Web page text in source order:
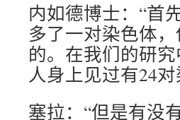
内如德博士：“首
多了一对染色体
的。在我们的研
人身上见过有24
塞拉：“但是有没